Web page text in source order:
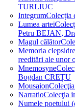
TURLIUC
IntegrumColecția
Lumea artei
Petru BEJAN,
Magul călător
Memoria
reeditări ale unor
Mnemosyne
Bogdan CREȚU
Mousaion
NarratioColecţia
Numele poetului